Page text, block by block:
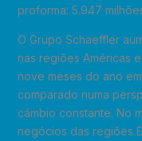
proforma: 5.947
O Grupo Schaeffler
nas regiões Américas
nove meses do ano
comparado numa
câmbio constante. No
negócios das regiões